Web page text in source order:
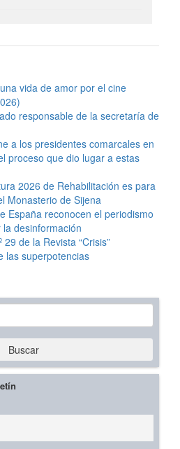
vida de amor por el cine
responsable de la secretaría de
a los presidentes comarcales en
proceso que dio lugar a estas
2026 de Rehabilitación es para
Monasterio de Sijena
España reconocen el periodismo
desinformación
29 de la Revista “Crisis”
las superpotencias
Buscar